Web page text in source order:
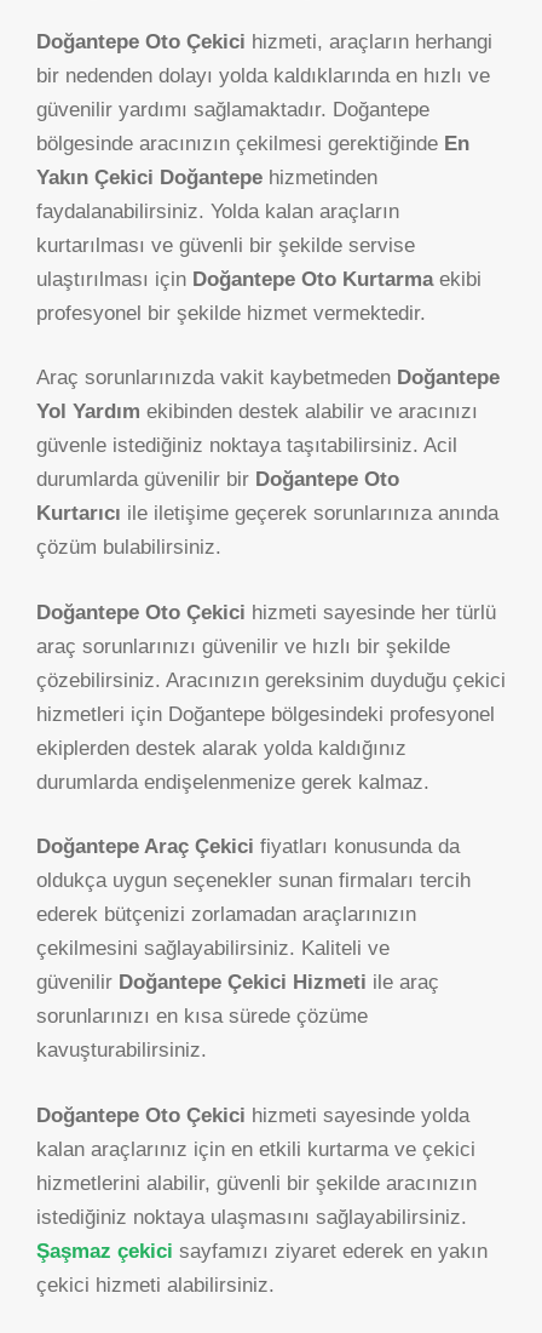
Doğantepe Oto Çekici hizmeti, araçların herhangi
bir nedenden dolayı yolda kaldıklarında en hızlı ve
güvenilir yardımı sağlamaktadır. Doğantepe
bölgesinde aracınızın çekilmesi gerektiğinde En
Yakın Çekici Doğantepe hizmetinden
faydalanabilirsiniz. Yolda kalan araçların
kurtarılması ve güvenli bir şekilde servise
ulaştırılması için Doğantepe Oto Kurtarmaekibi
profesyonel bir şekilde hizmet vermektedir.
Araç sorunlarınızda vakit kaybetmeden Doğantepe
Yol Yardım ekibinden destek alabilir ve aracınızı
güvenle istediğiniz noktaya taşıtabilirsiniz. Acil
durumlarda güvenilir bir Doğantepe Oto
Kurtarıcı ile iletişime geçerek sorunlarınıza anında
çözüm bulabilirsiniz.
Doğantepe Oto Çekici hizmeti sayesinde her türlü
araç sorunlarınızı güvenilir ve hızlı bir şekilde
çözebilirsiniz. Aracınızın gereksinim duyduğu çekici
hizmetleri için Doğantepe bölgesindeki profesyonel
ekiplerden destek alarak yolda kaldığınız
durumlarda endişelenmenize gerek kalmaz.
Doğantepe Araç Çekici fiyatları konusunda da
oldukça uygun seçenekler sunan firmaları tercih
ederek bütçenizi zorlamadan araçlarınızın
çekilmesini sağlayabilirsiniz. Kaliteli ve
güvenilir Doğantepe Çekici Hizmeti ile araç
sorunlarınızı en kısa sürede çözüme
kavuşturabilirsiniz.
Doğantepe Oto Çekici hizmeti sayesinde yolda
kalan araçlarınız için en etkili kurtarma ve çekici
hizmetlerini alabilir, güvenli bir şekilde aracınızın
istediğiniz noktaya ulaşmasını sağlayabilirsiniz.
Şaşmaz çekici sayfamızı ziyaret ederek en yakın
çekici hizmeti alabilirsiniz.